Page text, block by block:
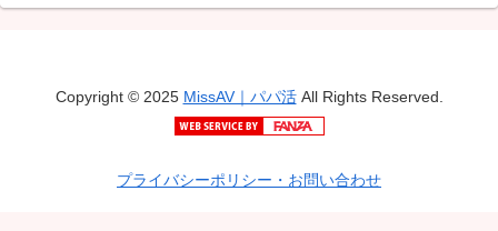
Copyright © 2025 MissAV｜パパ活All Rights Reserved.
プライバシーポリシー・お問い合わせ